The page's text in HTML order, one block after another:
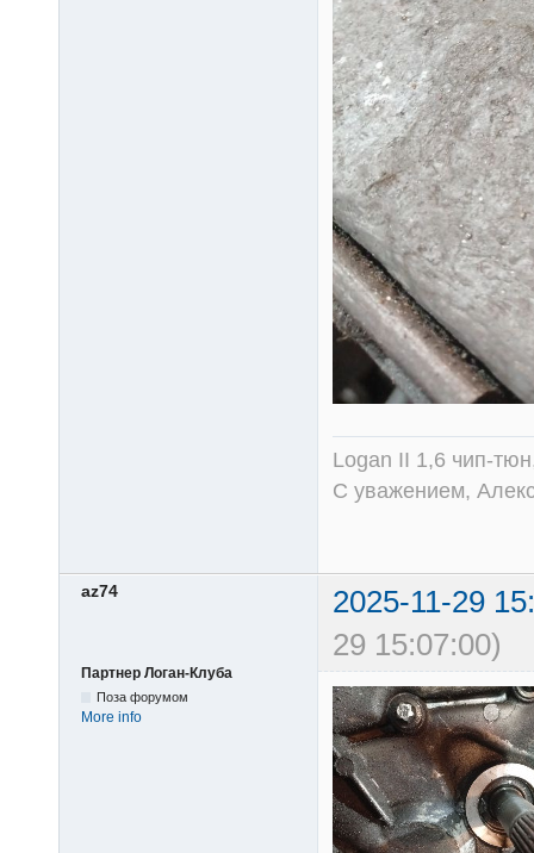
Logan II 1,6 чип-
С уважением,
az74
2025-11-29
29 15:07:00)
Партнер Логан-Клуба
Поза форумом
More info